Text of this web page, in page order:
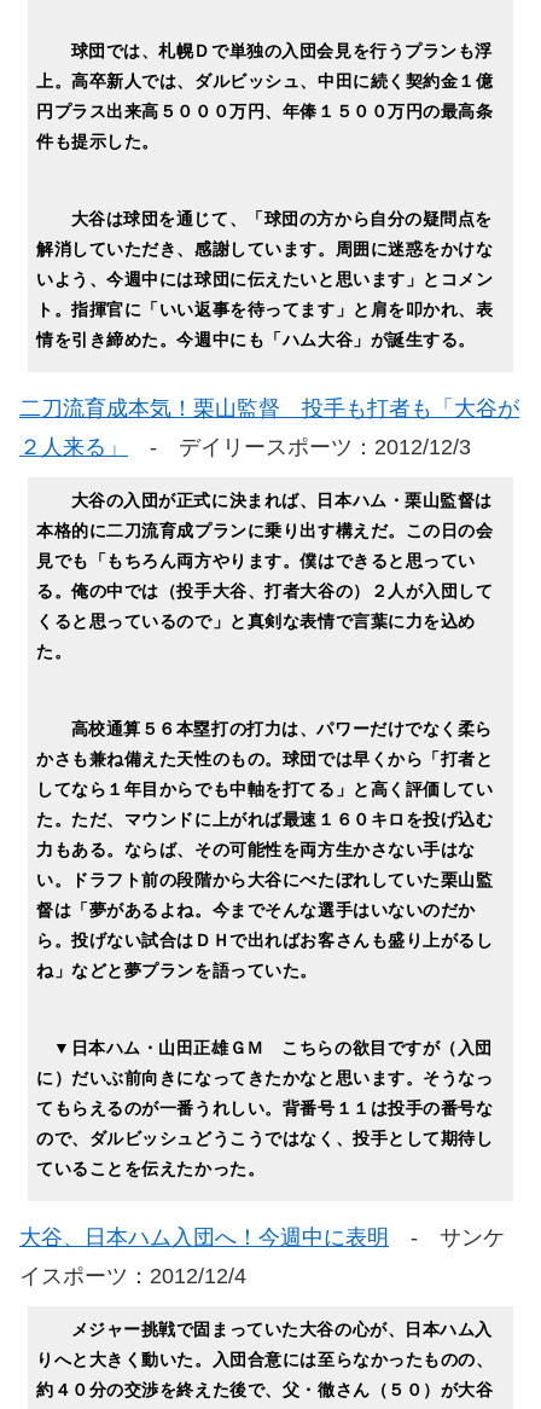
球団では、札幌Ｄで単独の入団会見を行うプランも浮
上。高卒新人では、ダルビッシュ、中田に続く契約金１億
円プラス出来高５０００万円、年俸１５００万円の最高条
件も提示した。
大谷は球団を通じて、「球団の方から自分の疑問点を
解消していただき、感謝しています。周囲に迷惑をかけな
いよう、今週中には球団に伝えたいと思います」とコメン
ト。指揮官に「いい返事を待ってます」と肩を叩かれ、表
情を引き締めた。今週中にも「ハム大谷」が誕生する。
二刀流育成本気！栗山監督 投手も打者も「大谷が
２人来る」
- デイリースポーツ：2012/12/3
大谷の入団が正式に決まれば、日本ハム・栗山監督は
本格的に二刀流育成プランに乗り出す構えだ。この日の会
見でも「もちろん両方やります。僕はできると思ってい
る。俺の中では（投手大谷、打者大谷の）２人が入団して
くると思っているので」と真剣な表情で言葉に力を込め
た。
高校通算５６本塁打の打力は、パワーだけでなく柔ら
かさも兼ね備えた天性のもの。球団では早くから「打者と
してなら１年目からでも中軸を打てる」と高く評価してい
た。ただ、マウンドに上がれば最速１６０キロを投げ込む
力もある。ならば、その可能性を両方生かさない手はな
い。ドラフト前の段階から大谷にべたぼれしていた栗山監
督は「夢があるよね。今までそんな選手はいないのだか
ら。投げない試合はＤＨで出ればお客さんも盛り上がるし
ね」などと夢プランを語っていた。
▼日本ハム・山田正雄ＧＭ こちらの欲目ですが（入団
に）だいぶ前向きになってきたかなと思います。そうなっ
てもらえるのが一番うれしい。背番号１１は投手の番号な
ので、ダルビッシュどうこうではなく、投手として期待し
ていることを伝えたかった。
大谷、日本ハム入団へ！今週中に表明
- サンケ
イスポーツ：2012/12/4
メジャー挑戦で固まっていた大谷の心が、日本ハム入
りへと大きく動いた。入団合意には至らなかったものの、
約４０分の交渉を終えた後で、父・徹さん（５０）が大谷